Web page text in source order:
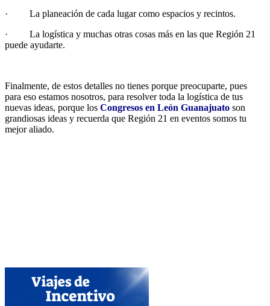
· La planeación de cada lugar como espacios y recintos.
· La logística y muchas otras cosas más en las que Región 21
puede ayudarte.
Finalmente, de estos detalles no tienes porque preocuparte, pues
para eso estamos nosotros, para resolver toda la logística de tus
nuevas ideas, porque los Congresos en León Guanajuato son
grandiosas ideas y recuerda que Región 21 en eventos somos tu
mejor aliado.